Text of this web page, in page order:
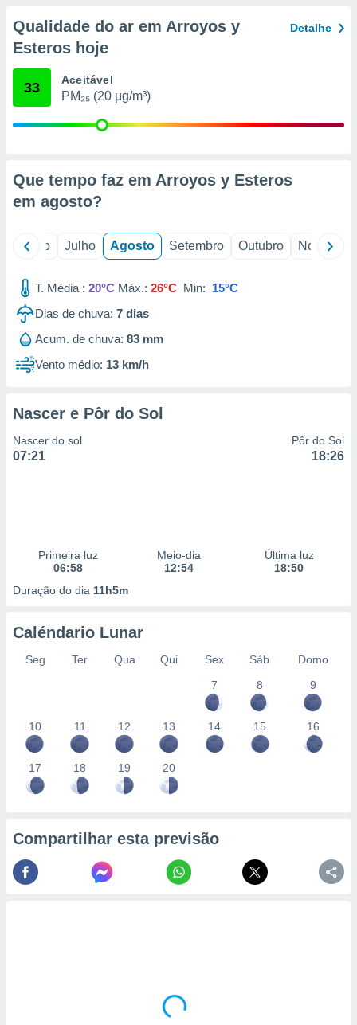
através
estudos
de
1199
Qualidade do ar em Arroyos y
Esteros hoje
Detalhe
33 Aceitável
PM₂₅ (20 µg/m³)
Que tempo faz em Arroyos y Esteros
em agosto?
Junho Julho Agosto Setembro Outubro Novembro
T. Média : 20°C Máx.: 26°C Min: 15°C
Dias de chuva: 7 dias
Acum. de chuva: 83 mm
Vento médio: 13 km/h
Nascer e Pôr do Sol
Nascer do sol
07:21
Pôr do Sol
18:26
Primeira luz
06:58
Meio-dia
12:54
Última luz
18:50
Duração do dia 11h5m
Caléndario Lunar
Seg Ter Qua Qui Sex Sáb
Domo
7
8 9
10 11 12 13 14 15 16
17 18 19 20
Compartilhar esta previsão